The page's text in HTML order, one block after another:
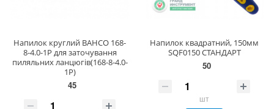
Напилок круглий BAHCO 168-
8-4.0-1P для заточування
пиляльних ланцюгів(168-8-4.0-
1P)
45
Напилок квадратний, 150мм
SQF0150 СТАНДАРТ
50
шт